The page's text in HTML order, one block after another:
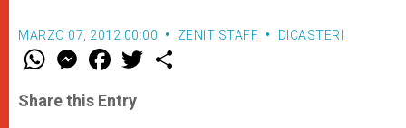
MARZO 07, 2012 00:00 ZENIT STAFF DICASTERI
W
t
s
M
e
s
e
F
a
e
b
w
Share this Entry